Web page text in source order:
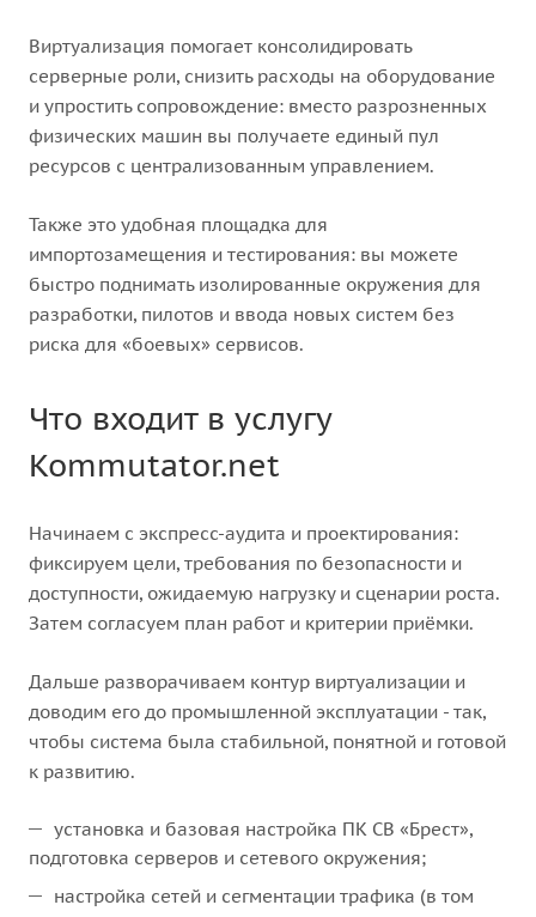
Виртуализация помогает консолидировать
серверные роли, снизить расходы на оборудование
и упростить сопровождение: вместо разрозненных
физических машин вы получаете единый пул
ресурсов с централизованным управлением.
Также это удобная площадка для
импортозамещения и тестирования: вы можете
быстро поднимать изолированные окружения для
разработки, пилотов и ввода новых систем без
риска для «боевых» сервисов.
Что входит в услугу
Kommutator.net
Начинаем с экспресс-аудита и проектирования:
фиксируем цели, требования по безопасности и
доступности, ожидаемую нагрузку и сценарии роста.
Затем согласуем план работ и критерии приёмки.
Дальше разворачиваем контур виртуализации и
доводим его до промышленной эксплуатации - так,
чтобы система была стабильной, понятной и готовой
к развитию.
установка и базовая настройка ПК СВ «Брест»,
подготовка серверов и сетевого окружения;
настройка сетей и сегментации трафика (в том